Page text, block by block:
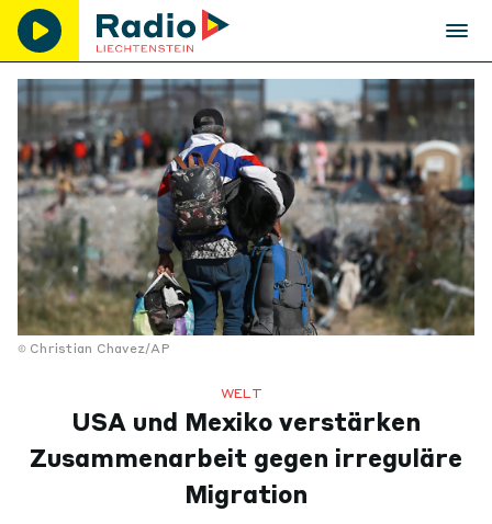
Christian Chavez/AP
WELT
USA und Mexiko verstärken
Zusammenarbeit gegen irreguläre
Migration